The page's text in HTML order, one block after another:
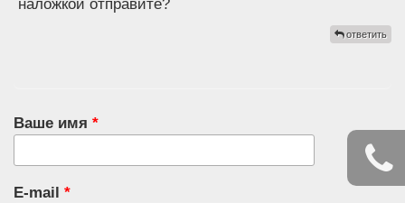
наложкой отправите?
ответить
Ваше имя *
E-mail *